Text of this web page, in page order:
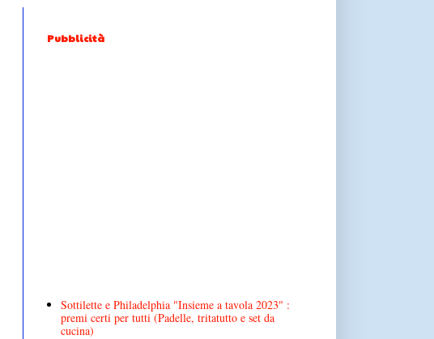
Pubblicità
Sottilette e Philadelphia "Insieme a tavola 2023" :
premi certi per tutti (Padelle, tritatutto e set da
cucina)